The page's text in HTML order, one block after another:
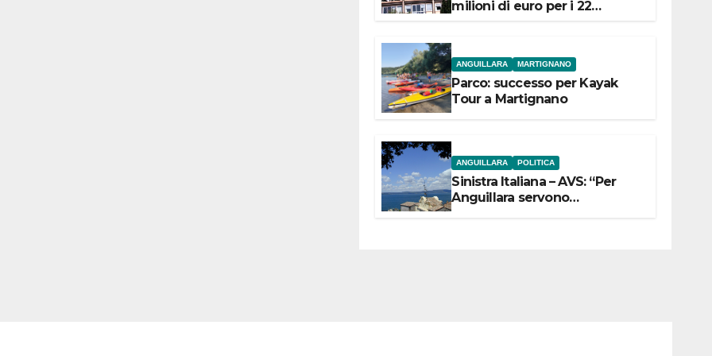
milioni di euro per i 22
ANGUILLARA MARTIGNANO
Parco: successo per Kayak
Tour a Martignano
ANGUILLARA POLITICA
Sinistra Italiana – AVS: “Per
Anguillara servono